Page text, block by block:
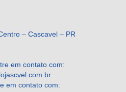
– Cascavel – PR
em contato com:
em contato com: